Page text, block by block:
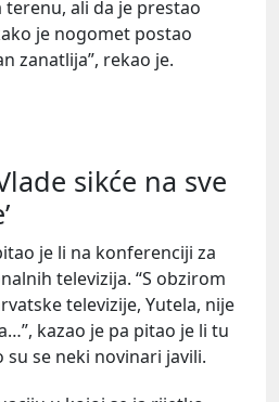
ali da je prestao
je nogomet postao
zanatlija”, rekao je.
sikće na sve
je li na konferenciji za
televizija. “S obzirom
televizije, Yutela, nije
kazao je pa pitao je li tu
su se neki novinari javili.